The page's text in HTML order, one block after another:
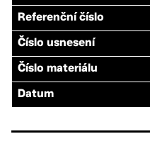
Referenční číslo
Číslo usnesení
Číslo materiálu
Datum